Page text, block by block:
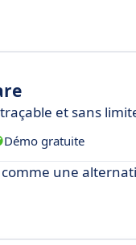
et sans
Démo gratuite
une